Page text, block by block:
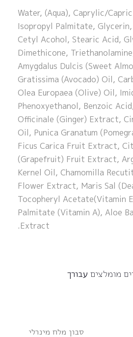
Water, (Aqua), Caprylic/
Isopropyl Palmitate,
Cetyl Acohol, Stearic Acid,
Dimethicone,
Amygdalus Dulcis (Sweet
Gratissima (Avocado) Oil,
Olea Europaea (Olive) Oil,
Phenoxyethanol, Benzoic
Officinale (Ginger) Extract,
Oil, Punica Granatum
Ficus Carica Fruit Extract,
(Grapefruit) Fruit Extract,
Kernel Oil, Chamomilla
Flower Extract, Maris Sal
Tocopheryl Acetate(Vitamin
Palmitate (Vitamin A), Aloe
Extract.
מומלצים עבורך
סבון מלח מינרלי